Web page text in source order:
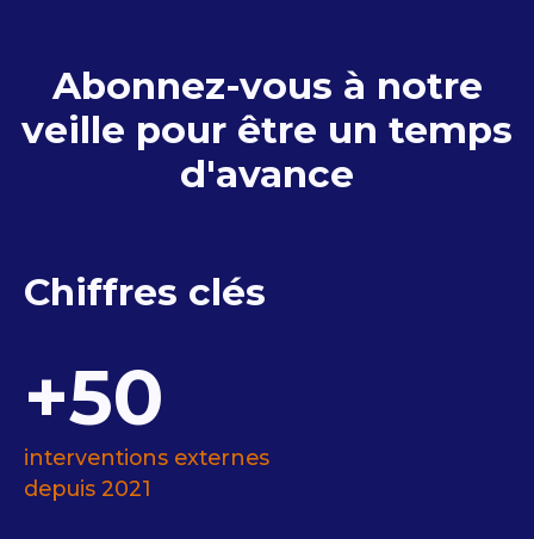
Abonnez-vous à notre
veille pour être un temps
d'avance
Chiffres clés
+50
interventions externes
depuis 2021